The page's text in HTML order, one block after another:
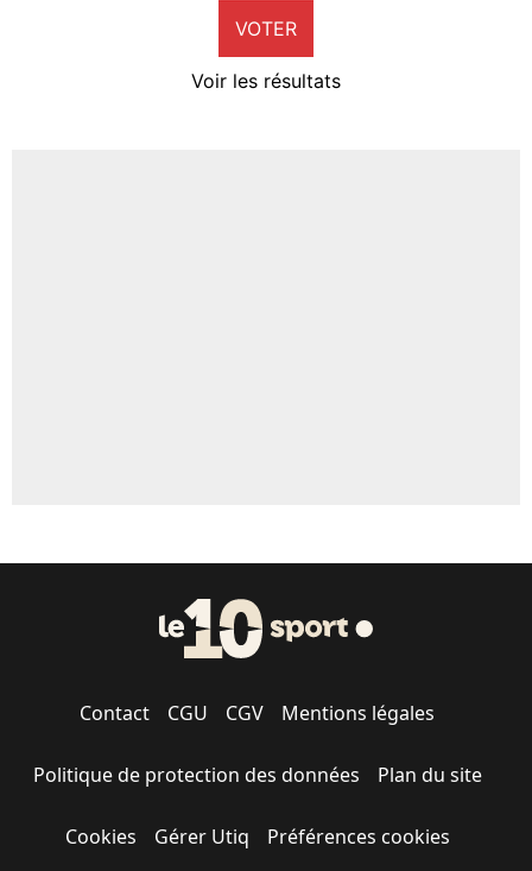
VOTER
Voir les résultats
Contact CGU CGV Mentions légales
Politique de protection des données Plan du site
Cookies Gérer Utiq Préférences cookies